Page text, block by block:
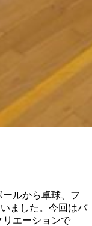
ルから卓球、フ
ました。今回はバ
リエーションで